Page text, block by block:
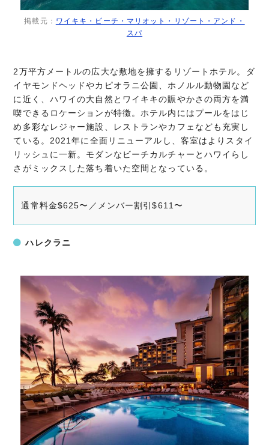
掲載元： ワイキキ・ビーチ・マリオット・リゾート・アンド・
スパ
2万平方メートルの広大な敷地を擁するリゾートホテル。ダ
イヤモンドヘッドやカピオラニ公園、ホノルル動物園など
に近く、ハワイの大自然とワイキキの賑やかさの両方を満
喫できるロケーションが特徴。ホテル内にはプールをはじ
め多彩なレジャー施設、レストランやカフェなども充実し
ている。2021年に全面リニューアルし、客室はよりスタイ
リッシュに一新。モダンなビーチカルチャーとハワイらし
さがミックスした落ち着いた空間となっている。
通常料金$625〜／メンバー割引$611〜
ハレクラニ